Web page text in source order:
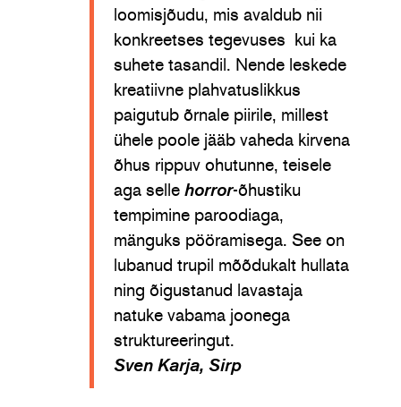
loomisjõudu, mis avaldub nii
konkreetses tegevuses kui ka
suhete tasandil. Nende leskede
kreatiivne plahvatuslikkus
paigutub õrnale piirile, millest
ühele poole jääb vaheda kirvena
õhus rippuv ohutunne, teisele
aga selle horror-õhustiku
tempimine paroodiaga,
mänguks pööramisega. See on
lubanud trupil mõõdukalt hullata
ning õigustanud lavastaja
natuke vabama joonega
struktureeringut.
Sven Karja, Sirp